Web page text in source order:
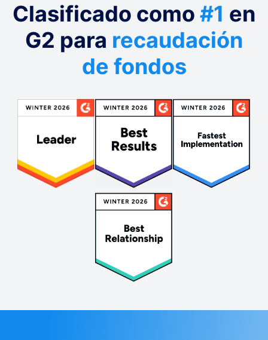
Clasificado como #1 en
G2 para recaudación
de fondos